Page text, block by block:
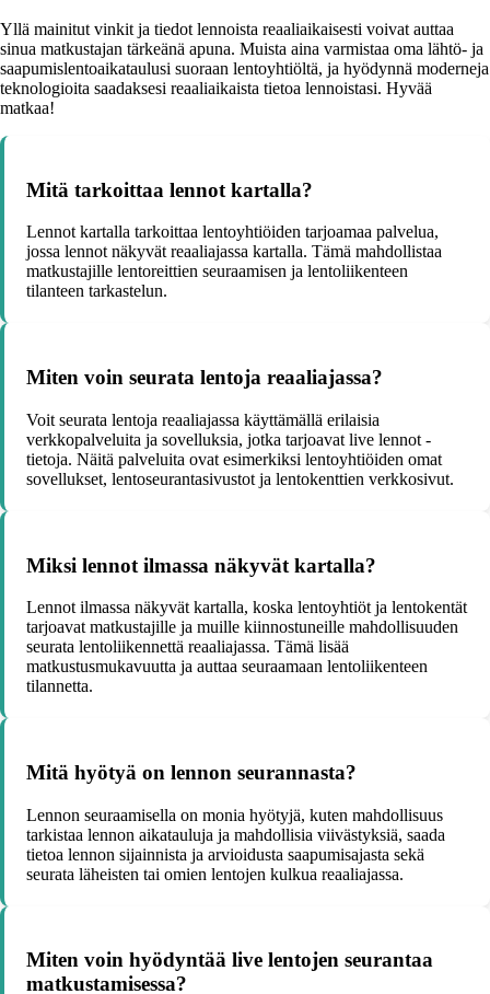
Yllä mainitut vinkit ja tiedot lennoista reaaliaikaisesti voivat auttaa
sinua matkustajan tärkeänä apuna. Muista aina varmistaa oma lähtö- ja
saapumislentoaikataulusi suoraan lentoyhtiöltä, ja hyödynnä moderneja
teknologioita saadaksesi reaaliaikaista tietoa lennoistasi. Hyvää
matkaa!
Mitä tarkoittaa lennot kartalla?
Lennot kartalla tarkoittaa lentoyhtiöiden tarjoamaa palvelua,
jossa lennot näkyvät reaaliajassa kartalla. Tämä mahdollistaa
matkustajille lentoreittien seuraamisen ja lentoliikenteen
tilanteen tarkastelun.
Miten voin seurata lentoja reaaliajassa?
Voit seurata lentoja reaaliajassa käyttämällä erilaisia
verkkopalveluita ja sovelluksia, jotka tarjoavat live lennot -
tietoja. Näitä palveluita ovat esimerkiksi lentoyhtiöiden omat
sovellukset, lentoseurantasivustot ja lentokenttien verkkosivut.
Miksi lennot ilmassa näkyvät kartalla?
Lennot ilmassa näkyvät kartalla, koska lentoyhtiöt ja lentokentät
tarjoavat matkustajille ja muille kiinnostuneille mahdollisuuden
seurata lentoliikennettä reaaliajassa. Tämä lisää
matkustusmukavuutta ja auttaa seuraamaan lentoliikenteen
tilannetta.
Mitä hyötyä on lennon seurannasta?
Lennon seuraamisella on monia hyötyjä, kuten mahdollisuus
tarkistaa lennon aikatauluja ja mahdollisia viivästyksiä, saada
tietoa lennon sijainnista ja arvioidusta saapumisajasta sekä
seurata läheisten tai omien lentojen kulkua reaaliajassa.
Miten voin hyödyntää live lentojen seurantaa
matkustamisessa?